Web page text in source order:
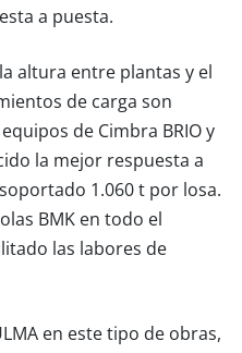
a puesta.
altura entre plantas y el
de carga son
de Cimbra BRIO y
la mejor respuesta a
1.060 t por losa.
BMK en todo el
las labores de
en este tipo de obras,